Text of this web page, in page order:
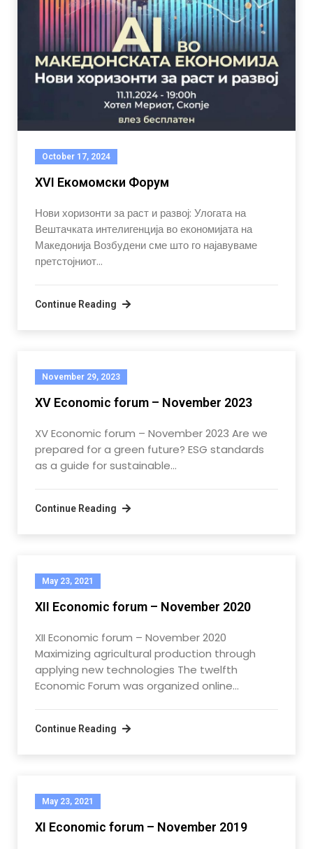
October 17, 2024
XVI Екомомски Форум
Нови хоризонти за раст и развој: Улогата на
Вештачката интелигенција во економијата на
Македонија Возбудени сме што го најавуваме
претстојниот…
Continue Reading
November 29, 2023
XV Economic forum – November 2023
XV Economic forum – November 2023 Are we
prepared for a green future? ESG standards
as a guide for sustainable…
Continue Reading
May 23, 2021
XII Economic forum – November 2020
XII Economic forum – November 2020
Maximizing agricultural production through
applying new technologies The twelfth
Economic Forum was organized online…
Continue Reading
May 23, 2021
XI Economic forum – November 2019